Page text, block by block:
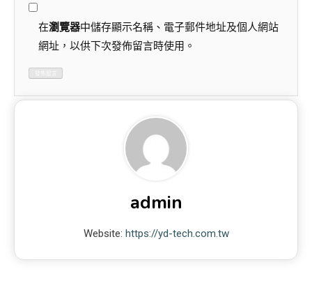
在瀏覽器中儲存顯示名稱、電子郵件地址及個人網站
網址，以供下次發佈留言時使用。
admin
Website: https://yd-tech.com.tw